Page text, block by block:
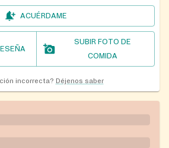
ACUÉRDAME
SUBIR FOTO DE
COMIDA
incorrecta? Déjenos saber